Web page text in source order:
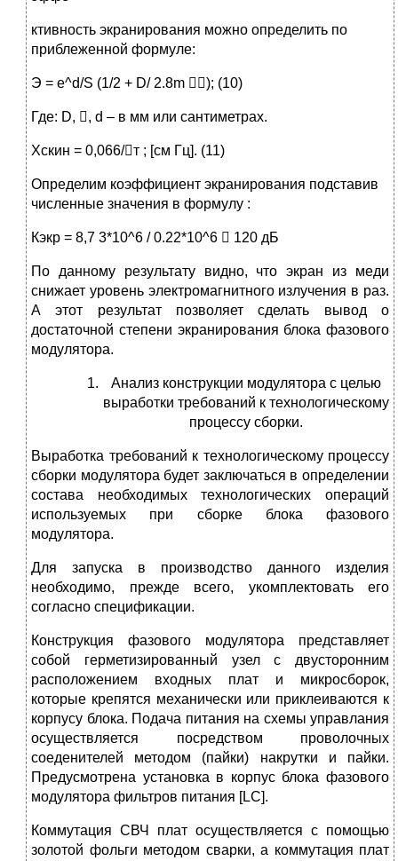
ктивность экранирования можно определить по
приблеженной формуле:
Э = e^d/S (1/2 + D/ 2.8m ); (10)
Где: D, , d – в мм или сантиметрах.
Xскин = 0,066/т ; [см Гц]. (11)
Определим коэффициент экранирования подставив
численные значения в формулу :
Кэкр = 8,7 3*10^6 / 0.22*10^6  120 дБ
По данному результату видно, что экран из меди
снижает уровень электромагнитного излучения в раз.
А этот результат позволяет сделать вывод о
достаточной степени экранирования блока фазового
модулятора.
Анализ конструкции модулятора с целью
выработки требований к технологическому
процессу сборки.
Выработка требований к технологическому процессу
сборки модулятора будет заключаться в определении
состава необходимых технологических операций
используемых при сборке блока фазового
модулятора.
Для запуска в производство данного изделия
необходимо, прежде всего, укомплектовать его
согласно спецификации.
Конструкция фазового модулятора представляет
собой герметизированный узел с двусторонним
расположением входных плат и микросборок,
которые крепятся механически или приклеиваются к
корпусу блока. Подача питания на схемы управлания
осуществляется посредством проволочных
соеденителей методом (пайки) накрутки и пайки.
Предусмотрена установка в корпус блока фазового
модулятора фильтров питания [LC].
Коммутация СВЧ плат осуществляется с помощью
золотой фольги методом сварки, а коммутация плат